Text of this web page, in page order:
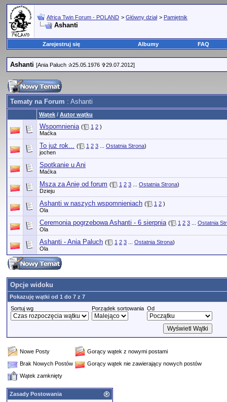
Africa Twin Forum - POLAND > Główny dział > Pamiętnik
Ashanti
Zarejestruj się Albumy FAQ
Ashanti [Ania Paluch ✰25.05.1976 ✞29.07.2012]
Tematy na Forum : Ashanti
Wątek / Autor wątku
Wspomnienia ( 1 2 )
Maćka
To już rok... ( 1 2 3 Ostatnia Strona)
jochen
Spotkanie u Ani
Maćka
Msza za Anię od forum ( 1 2 3 Ostatnia Strona)
Dzieju
Ashanti w naszych wspomnieniach ( 1 2 )
Ola
Ceremonia pogrzebowa Ashanti - 6 sierpnia ( 1 2 3
Ostatnia
Ola
Ashanti - Ania Paluch ( 1 2 3 Ostatnia Strona)
Ola
Opcje widoku
Pokazuję wątki od 1 do 7 z 7
Sortuj wg
Porządek sortowania Od
Nowe Posty
Gorący wątek z nowymi postami
Brak Nowych Postów
Gorący wątek nie zawierający nowych postów
Wątek zamknięty
Zasady Postowania